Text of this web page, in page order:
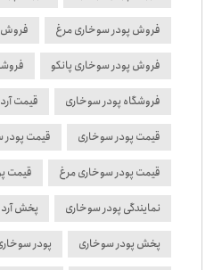
فروش پودر سوخاری مرغ فروش
فروش پودر سوخاری پانکو
فروشگاه پودر سوخاری قیمت
قیمت پودر سوخاری قیمت پودر
قیمت پودر سوخاری مرغ قیمت
نمایندگی پودر سوخاری پخش
پخش پودر سوخاری پودر